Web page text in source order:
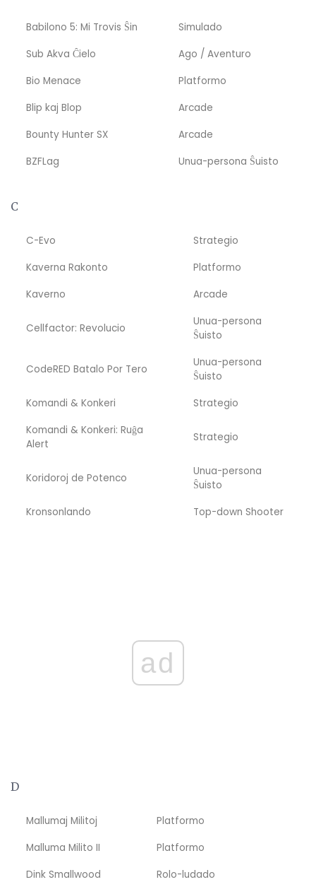
Babilono 5: Mi Trovis Ŝin
Simulado
Sub Akva Ĉielo
Ago / Aventuro
Bio Menace
Platformo
Blip kaj Blop
Arcade
Bounty Hunter SX
Arcade
BZFLag
Unua-persona Ŝuisto
C
C-Evo
Strategio
Kaverna Rakonto
Platformo
Kaverno
Arcade
Cellfactor: Revolucio
Unua-persona
Ŝuisto
CodeRED Batalo Por Tero
Unua-persona
Ŝuisto
Komandi & Konkeri
Strategio
Komandi & Konkeri: Ruĝa
Alert
Strategio
Koridoroj de Potenco
Unua-persona
Ŝuisto
Kronsonlando
Top-down Shooter
ad
D
Mallumaj Militoj
Platformo
Malluma Milito II
Platformo
Dink Smallwood
Rolo-ludado